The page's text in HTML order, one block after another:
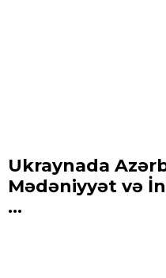
Ukraynada
Mədəniyyət və
...